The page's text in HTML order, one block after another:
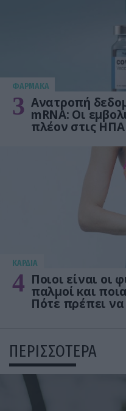
ΦΑΡΜΑΚΑ
3 Ανατροπή
mRNA: Οι
πλέον στις
KΑΡΔΙΑ
4 Ποιοι είναι οι
παλμοί και
Πότε πρέπει
ΠΕΡΙΣΣΟΤΕΡΑ